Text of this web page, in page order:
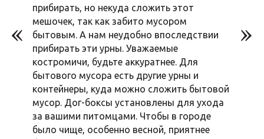
прибирать, но некуда сложить этот
мешочек, так как забито мусором
бытовым. А нам неудобно впоследствии
прибирать эти урны. Уважаемые
костромичи, будьте аккуратнее. Для
бытового мусора есть другие урны и
контейнеры, куда можно сложить бытовой
мусор. Дог-боксы установлены для ухода
за вашими питомцами. Чтобы в городе
было чище, особенно весной, приятнее